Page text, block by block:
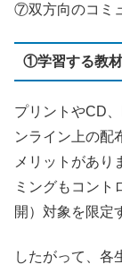
⑦双方向のコミ
①学習する教
プリントやCD
ンライン上の配
メリットがあり
ミングもコント
開）対象を限定
したがって、各